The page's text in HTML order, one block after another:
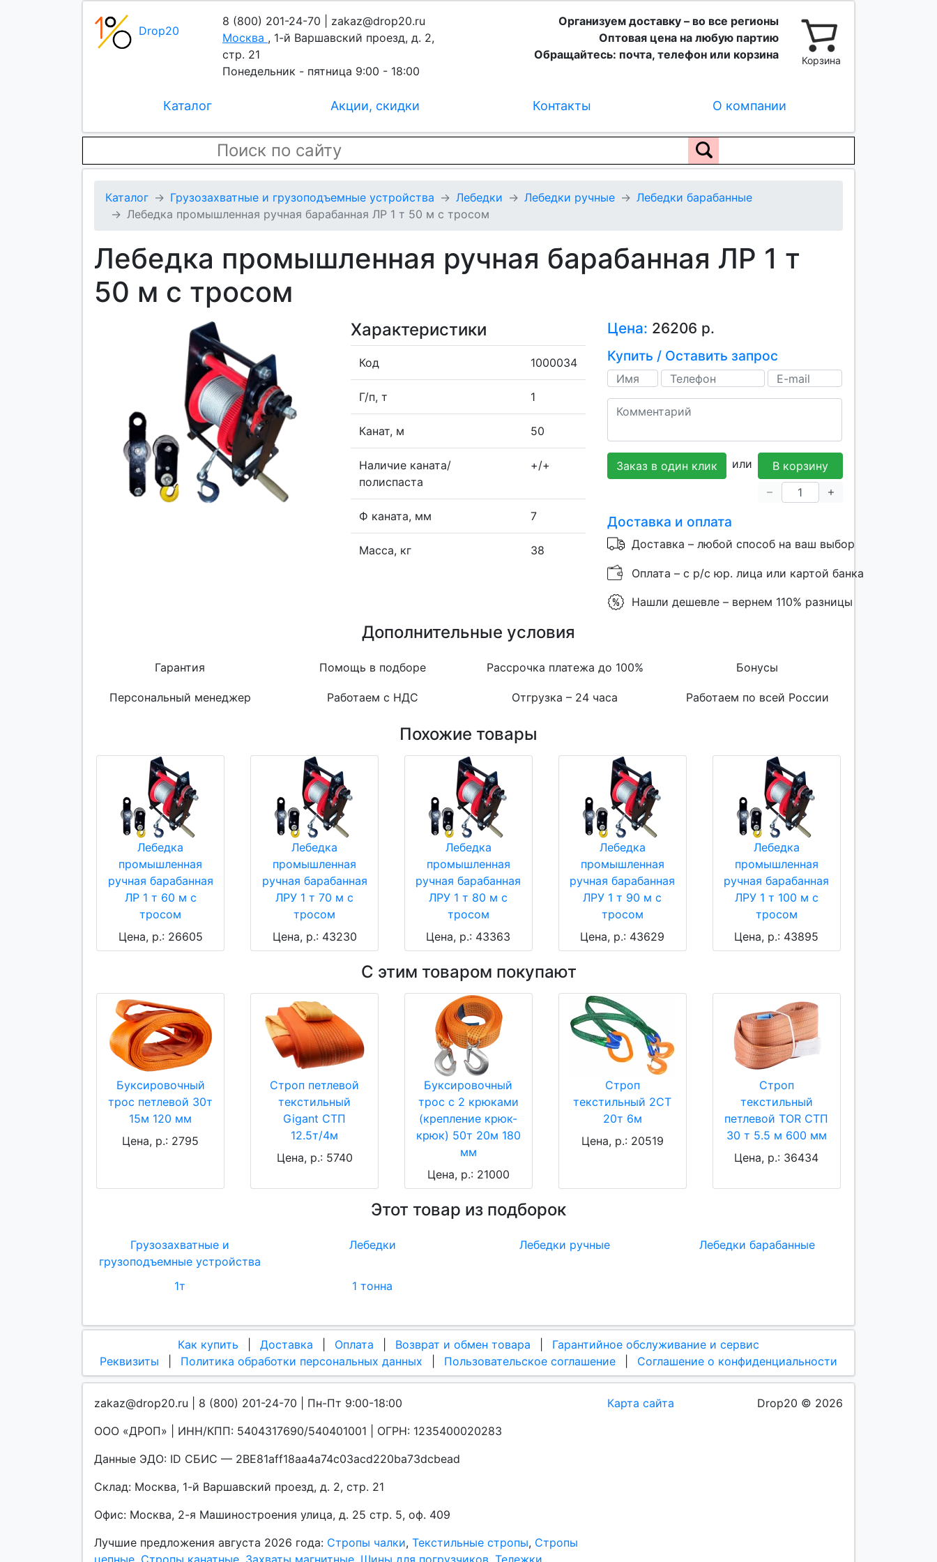
Drop20
8 (800) 201-24-70 | zakaz@drop20.ru
Москва , 1-й Варшавский проезд, д. 2,
стр. 21
Понедельник - пятница 9:00 - 18:00
Организуем доставку – во все регионы
Оптовая цена на любую партию
Обращайтесь: почта, телефон или корзина
Корзина
Каталог Акции, скидки Контакты О компании
Каталог Грузозахватные и грузоподъемные устройства Лебедки Лебедки ручные
Лебедки барабанные
Лебедка промышленная ручная барабанная ЛР 1 т 50 м с тросом
Лебедка промышленная ручная барабанная ЛР 1 т
50 м с тросом
Характеристики
Код 1000034
Г/п, т 1
Канат, м 50
Наличие каната/
полиспаста
+/+
Ф каната, мм 7
Масса, кг 38
Цена: 26206 р.
Купить / Оставить запрос
Заказ в один клик или В корзину
Доставка и оплата
Доставка – любой способ на ваш выбор
Оплата – с р/с юр. лица или картой банка
Нашли дешевле – вернем 110% разницы
Дополнительные условия
Гарантия Помощь в подборе Рассрочка платежа до 100% Бонусы
Персональный менеджер Работаем с НДС Отгрузка – 24 часа Работаем по всей России
Похожие товары
Лебедка
промышленная
ручная барабанная
ЛР 1 т 60 м с
тросом
Цена, р.: 26605
Лебедка
промышленная
ручная барабанная
ЛРУ 1 т 70 м с
тросом
Цена, р.: 43230
Лебедка
промышленная
ручная барабанная
ЛРУ 1 т 80 м с
тросом
Цена, р.: 43363
Лебедка
промышленная
ручная барабанная
ЛРУ 1 т 90 м с
тросом
Цена, р.: 43629
Лебедка
промышленная
ручная барабанная
ЛРУ 1 т 100 м с
тросом
Цена, р.: 43895
С этим товаром покупают
Буксировочный
трос петлевой 30т
15м 120 мм
Цена, р.: 2795
Строп петлевой
текстильный
Gigant СТП
12.5т/4м
Цена, р.: 5740
Буксировочный
трос с 2 крюками
(крепление крюк-
крюк) 50т 20м 180
мм
Цена, р.: 21000
Строп
текстильный 2СТ
20т 6м
Цена, р.: 20519
Строп
текстильный
петлевой TOR СТП
30 т 5.5 м 600 мм
Цена, р.: 36434
Этот товар из подборок
Грузозахватные и
грузоподъемные устройства
Лебедки Лебедки ручные Лебедки барабанные
1т 1 тонна
Как купить Доставка Оплата Возврат и обмен товара
Гарантийное обслуживание и сервис
Реквизиты
Политика обработки персональных данных Пользовательское соглашение Соглашение о конфиденциальности
zakaz@drop20.ru | 8 (800) 201-24-70 | Пн-Пт 9:00-18:00
ООО «ДРОП» | ИНН/КПП: 5404317690/540401001 | ОГРН: 1235400020283
Данные ЭДО: ID СБИС — 2BE81aff18aa4a74c03acd220ba73dcbead
Склад: Москва, 1-й Варшавский проезд, д. 2, стр. 21
Офис: Москва, 2-я Машиностроения улица, д. 25 стр. 5, оф. 409
Лучшие предложения августа 2026 года: Стропы чалки, Текстильные стропы, Стропы
цепные Стропы канатные Захваты магнитные Шины для погрузчиков Тележки
Карта сайта Drop20 © 2026